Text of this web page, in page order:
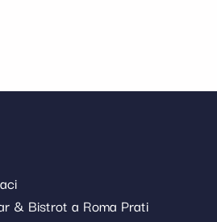
& Bistrot a Roma Prati